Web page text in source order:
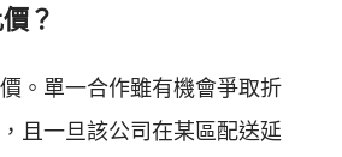
？
。單一合作雖有機會爭取折
且一旦該公司在某區配送延